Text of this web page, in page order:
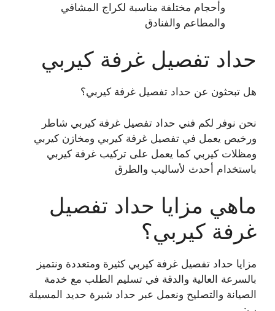
وأحجام مختلفة مناسبة لكراج المشافي
والمطاعم والفنادق
حداد تفصيل غرفة كيربي
هل تبحثون عن حداد تفصيل غرفة كيربي؟
نحن نوفر لكم فني حداد تفصيل غرفة كيربي شاطر
ورخيص يعمل في تفصيل غرفة كيربي ومخازن كيربي
ومظلات كيربي كما يعمل على تركيب غرفة كيربي
باستخدام أحدث لأساليب والطرق
ماهي مزايا حداد تفصيل
غرفة كيربي؟
مزايا حداد تفصيل غرفة كيربي كثيرة ومتعددة ونتميز
بالسرعة العالية والدقة في تسليم الطلب مع خدمة
الصيانة والتصليح ونعمل عبر حداد شبرة حديد المسيلة